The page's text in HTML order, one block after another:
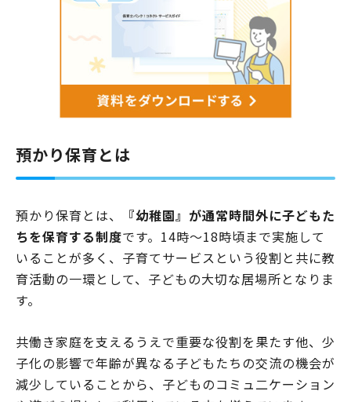
預かり保育とは
預かり保育とは、
『幼稚園』が通常時間外に子どもた
ちを保育する制度です。14時～18時頃まで実施して
いることが多く、子育てサービスという役割と共に教
育活動の一環として、子どもの大切な居場所となりま
す。
共働き家庭を支えるうえで重要な役割を果たす他、少
子化の影響で年齢が異なる子どもたちの交流の機会が
減少していることから、子どものコミュ二ケーション